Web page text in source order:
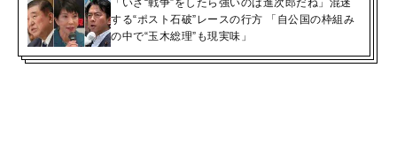
「いざ“戦争”をしたら強いのは進次郎だね」混迷
する“ポスト石破”レースの行方 「自公国の枠組み
の中で“玉木総理”も現実味」